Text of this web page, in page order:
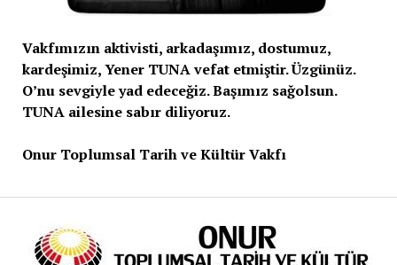
Vakfımızın aktivisti, arkadaşımız, dostumuz,
kardeşimiz, Yener TUNA vefat etmiştir. Üzgünüz.
O’nu sevgiyle yad edeceğiz. Başımız sağolsun.
TUNA ailesine sabır diliyoruz.
Onur Toplumsal Tarih ve Kültür Vakfı